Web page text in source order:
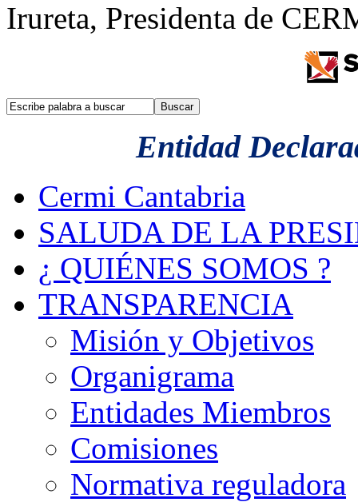
Irureta, Presidenta de
Entidad
Cermi Cantabria
SALUDA DE LA
¿ QUIÉNES SOMOS ?
TRANSPARENCIA
Misión y Objetivos
Organigrama
Entidades Miembros
Comisiones
Normativa reguladora